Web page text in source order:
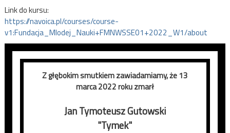
Link do kursu:
https://navoica.pl/courses/course-
v1:Fundacja_Mlodej_Nauki+FMNWSSE01+2022_W1/about
Z głębokim smutkiem zawiadamiamy, że 13
marca 2022 roku zmarł
Jan Tymoteusz Gutowski
"Tymek"